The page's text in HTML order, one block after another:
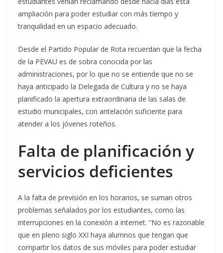
ampliación para poder estudiar con más tiempo y
tranquilidad en un espacio adecuado.
Desde el Partido Popular de Rota recuerdan que la fecha
de la PEVAU es de sobra conocida por las
administraciones, por lo que no se entiende que no se
haya anticipado la Delegada de Cultura y no se haya
planificado la apertura extraordinaria de las salas de
estudio municipales, con antelación suficiente para
atender a los jóvenes roteños.
Falta de planificación y
servicios deficientes
A la falta de previsión en los horarios, se suman otros
problemas señalados por los estudiantes, como las
interrupciones en la conexión a internet. “No es razonable
que en pleno siglo XXI haya alumnos que tengan que
compartir los datos de sus móviles para poder estudiar